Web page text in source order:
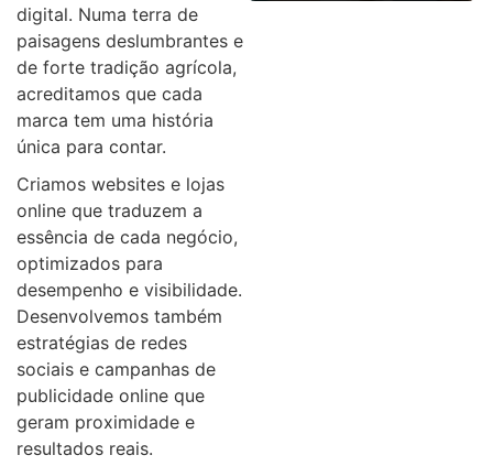
digital. Numa terra de
paisagens deslumbrantes e
de forte tradição agrícola,
acreditamos que cada
marca tem uma história
única para contar.
Criamos websites e lojas
online que traduzem a
essência de cada negócio,
optimizados para
desempenho e visibilidade.
Desenvolvemos também
estratégias de redes
sociais e campanhas de
publicidade online que
geram proximidade e
resultados reais.